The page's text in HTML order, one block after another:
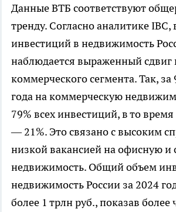
Данные ВТБ соответствуют
тренду. Согласно аналитике IBC,
инвестиций в недвижимость
наблюдается выраженный сдвиг
коммерческого сегмента. Так, за
года на коммерческую
79% всех инвестиций, в то
— 21%. Это связано с высоким
низкой вакансией на офисную и
недвижимость. Общий объем
недвижимость России за 2024
более 1 трлн руб., показав более